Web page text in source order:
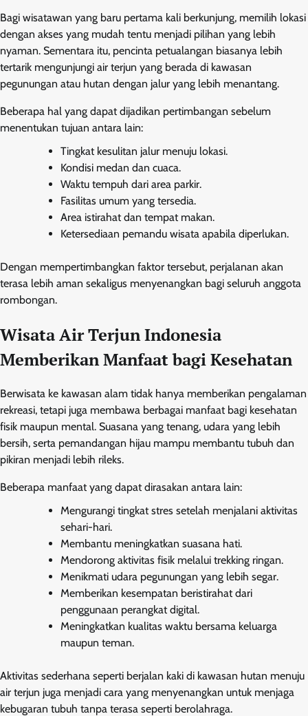
Bagi wisatawan yang baru pertama kali berkunjung, memilih lokasi
dengan akses yang mudah tentu menjadi pilihan yang lebih
nyaman. Sementara itu, pencinta petualangan biasanya lebih
tertarik mengunjungi air terjun yang berada di kawasan
pegunungan atau hutan dengan jalur yang lebih menantang.
Beberapa hal yang dapat dijadikan pertimbangan sebelum
menentukan tujuan antara lain:
Tingkat kesulitan jalur menuju lokasi.
Kondisi medan dan cuaca.
Waktu tempuh dari area parkir.
Fasilitas umum yang tersedia.
Area istirahat dan tempat makan.
Ketersediaan pemandu wisata apabila diperlukan.
Dengan mempertimbangkan faktor tersebut, perjalanan akan
terasa lebih aman sekaligus menyenangkan bagi seluruh anggota
rombongan.
Wisata Air Terjun Indonesia
Memberikan Manfaat bagi Kesehatan
Berwisata ke kawasan alam tidak hanya memberikan pengalaman
rekreasi, tetapi juga membawa berbagai manfaat bagi kesehatan
fisik maupun mental. Suasana yang tenang, udara yang lebih
bersih, serta pemandangan hijau mampu membantu tubuh dan
pikiran menjadi lebih rileks.
Beberapa manfaat yang dapat dirasakan antara lain:
Mengurangi tingkat stres setelah menjalani aktivitas
sehari-hari.
Membantu meningkatkan suasana hati.
Mendorong aktivitas fisik melalui trekking ringan.
Menikmati udara pegunungan yang lebih segar.
Memberikan kesempatan beristirahat dari
penggunaan perangkat digital.
Meningkatkan kualitas waktu bersama keluarga
maupun teman.
Aktivitas sederhana seperti berjalan kaki di kawasan hutan menuju
air terjun juga menjadi cara yang menyenangkan untuk menjaga
kebugaran tubuh tanpa terasa seperti berolahraga.